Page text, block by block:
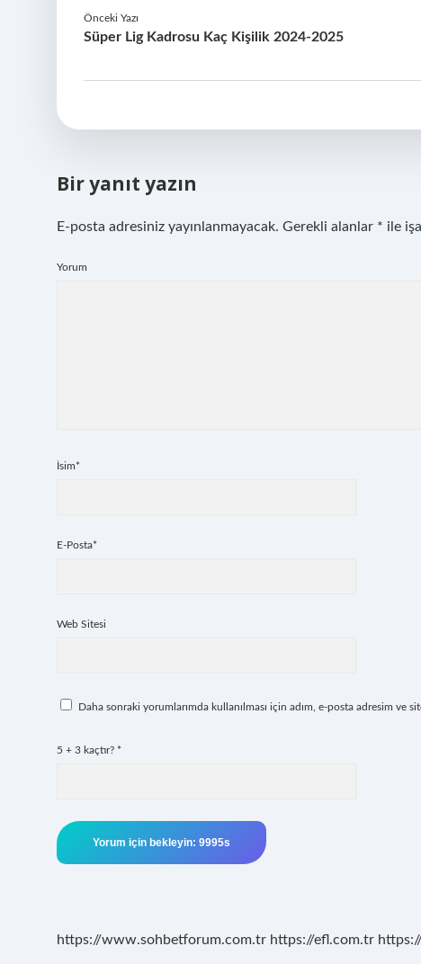
Önceki Yazı
Süper Lig Kadrosu Kaç Kişilik 2024-2025
Bir yanıt yazın
E-posta adresiniz yayınlanmayacak. Gerekli alanlar * ile
Yorum
İsim*
E-Posta*
Web Sitesi
Daha sonraki yorumlarımda kullanılması için adım, e-posta adresim ve
5 + 3 kaçtır? *
https://www.sohbetforum.com.tr https://efl.com.tr